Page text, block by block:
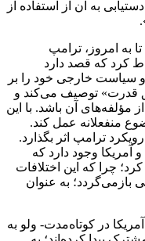
پالس‌های مبتذل،
و اوکراین در
تاکید کرد.
شرافتمندانه؟ این
توسط او دریافته‌اند، یا
شکست خورده‌، یا در
پنج سال قبل آقای
حقوق ایران در برجام
سلیمانی، چگونه
اصول دم زد؟! اگر
ندارند، آیا درباره
اشاعه می‌دادند،
از کی تا به حال